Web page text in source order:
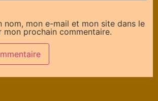
nom, mon e-mail et mon site dans le
mon prochain commentaire.